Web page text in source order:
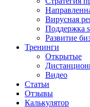
Вирусная
Поддержка
Развитие
Тренинги
Открытые
Видео
Статьи
Отзывы
Калькулятор